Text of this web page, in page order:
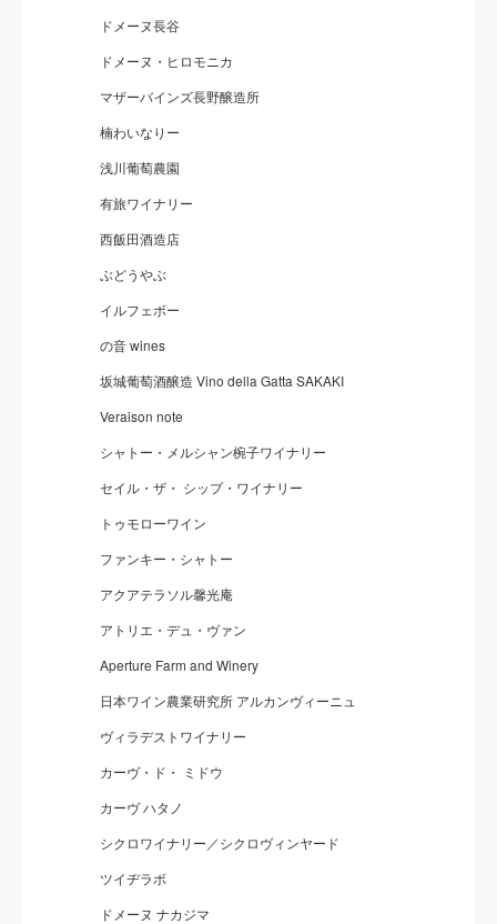
ドメーヌ長谷
ドメーヌ・ヒロモニカ
マザーバインズ長野醸造所
楠わいなりー
浅川葡萄農園
有旅ワイナリー
西飯田酒造店
ぶどうやぶ
イルフェボー
の音 wines
坂城葡萄酒醸造 Vino della Gatta SAKAKI
Veraison note
シャトー・メルシャン椀子ワイナリー
セイル・ザ・ シップ・ワイナリー
トゥモローワイン
ファンキー・シャトー
アクアテラソル馨光庵
アトリエ・デュ・ヴァン
Aperture Farm and Winery
日本ワイン農業研究所 アルカンヴィーニュ
ヴィラデストワイナリー
カーヴ・ド・ ミドウ
カーヴ ハタノ
シクロワイナリー／シクロヴィンヤード
ツイヂラボ
ドメーヌ ナカジマ